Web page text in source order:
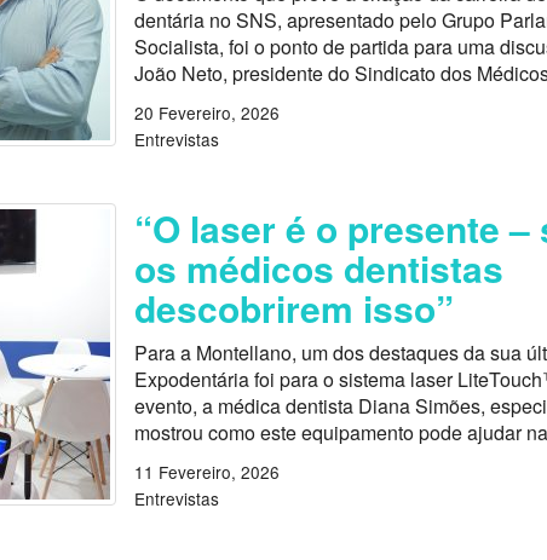
dentária no SNS, apresentado pelo Grupo
Socialista, foi o ponto de partida para uma
João Neto, presidente do Sindicato dos
20 Fevereiro, 2026
Entrevistas
“O laser é o presente –
os médicos dentistas
descobrirem isso”
Para a Montellano, um dos destaques da sua
Expodentária foi para o sistema laser
evento, a médica dentista Diana Simões,
mostrou como este equipamento pode ajudar
11 Fevereiro, 2026
Entrevistas